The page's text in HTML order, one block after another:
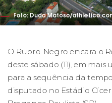
Foto: Duda Matoso/
O Rubro-Negro encara o
deste sábado (11), em
para a sequência da
disputado no Estádio